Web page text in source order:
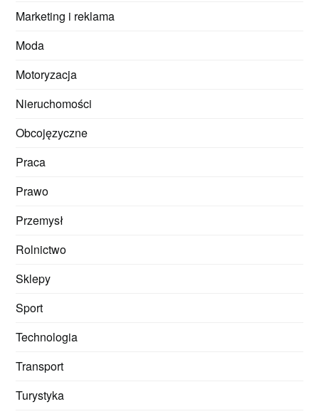
Marketing i reklama
Moda
Motoryzacja
Nieruchomości
Obcojęzyczne
Praca
Prawo
Przemysł
Rolnictwo
Sklepy
Sport
Technologia
Transport
Turystyka